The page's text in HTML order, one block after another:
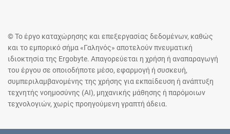
© Το έργο καταχώρησης και επεξεργασίας δεδομένων, καθώς
και το εμπορικό σήμα «Γαληνός» αποτελούν πνευματική
ιδιοκτησία της Ergobyte. Απαγορεύεται η χρήση ή αναπαραγωγή
του έργου σε οποιοδήποτε μέσο, εφαρμογή ή συσκευή,
συμπεριλαμβανομένης της χρήσης για εκπαίδευση ή ανάπτυξη
τεχνητής νοημοσύνης (AI), μηχανικής μάθησης ή παρόμοιων
τεχνολογιών, χωρίς προηγούμενη γραπτή άδεια.